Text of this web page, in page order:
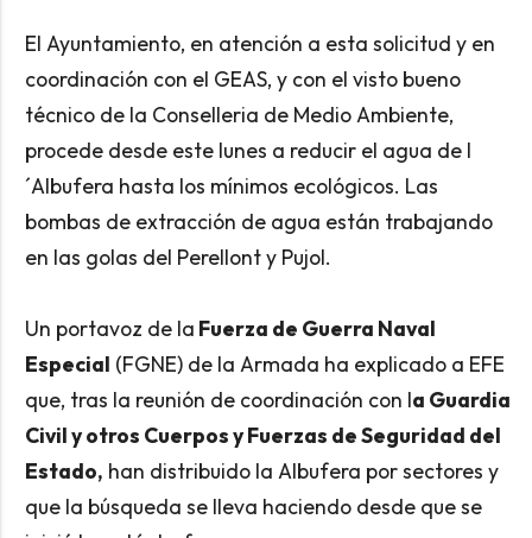
El Ayuntamiento, en atención a esta solicitud y en
coordinación con el GEAS, y con el visto bueno
técnico de la Conselleria de Medio Ambiente,
procede desde este lunes a reducir el agua de l
´Albufera hasta los mínimos ecológicos. Las
bombas de extracción de agua están trabajando
en las golas del Perellont y Pujol.
Un portavoz de la Fuerza de Guerra Naval
Especial (FGNE) de la Armada ha explicado a EFE
que, tras la reunión de coordinación con la Guardia
Civil y otros Cuerpos y Fuerzas de Seguridad del
Estado, han distribuido la Albufera por sectores y
que la búsqueda se lleva haciendo desde que se